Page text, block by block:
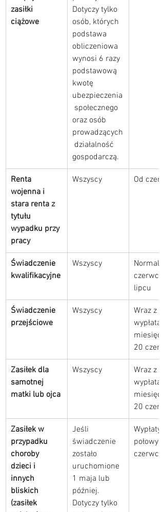
zasiłki
ciążowe
Dotyczy tylko
osób, których
podstawa
obliczeniowa
wynosi 6 razy
podstawową
kwotę
ubezpieczenia
społecznego
oraz osób
prowadzących
działalność
gospodarczą.
Renta
wojenna i
stara renta z
tytułu
wypadku przy
pracy
Wszyscy Od
Świadczenie
kwalifikacyjne
Wszyscy
czerwcu
lipcu
Świadczenie
przejściowe
Wszyscy
Wraz z
wypłatą
20
Zasiłek dla
samotnej
matki lub ojca
Wszyscy
Wraz z
wypłatą
20
Zasiłek w
przypadku
choroby
dzieci i
innych
bliskich
(zasiłek
Jeśli
świadczenie
zostało
uruchomione
1 maja lub
później.
Dotyczy tylko
Wypłaty
połowy
czerwca